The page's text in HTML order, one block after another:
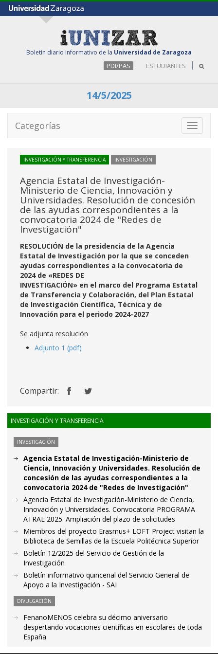
Boletín diario informativo de la Universidad de Zaragoza
PDI/PAS ESTUDIANTES
14/5/2025
Toggle
Categorías
INVESTIGACIÓN Y TRANSFERENCIA INVESTIGACIÓN
Agencia Estatal de Investigación-
Ministerio de Ciencia, Innovación y
Universidades. Resolución de concesión
de las ayudas correspondientes a la
convocatoria 2024 de "Redes de
Investigación"
RESOLUCIÓN de la presidencia de la Agencia
Estatal de Investigación por la que se conceden
ayudas correspondientes a la convocatoria de
2024 de «REDES DE
INVESTIGACIÓN» en el marco del Programa Estatal
de Transferencia y Colaboración, del Plan Estatal
de Investigación Científica, Técnica y de
Innovación para el periodo 2024-2027
Se adjunta resolución
Adjunto 1 (pdf)
Compartir:
INVESTIGACIÓN Y TRANSFERENCIA
INVESTIGACIÓN
Agencia Estatal de Investigación-Ministerio de
Ciencia, Innovación y Universidades. Resolución de
concesión de las ayudas correspondientes a la
convocatoria 2024 de "Redes de Investigación"
Agencia Estatal de Investigación-Ministerio de Ciencia,
Innovación y Universidades. Convocatoria PROGRAMA
ATRAE 2025. Ampliación del plazo de solicitudes
Miembros del proyecto Erasmus+ LOFT Project visitan la
Biblioteca de Semillas de la Escuela Politécnica Superior
Boletín 12/2025 del Servicio de Gestión de la
Investigación
Boletín informativo quincenal del Servicio General de
Apoyo a la Investigación - SAI
DIVULGACIÓN
FenanoMENOS celebra su décimo aniversario
despertando vocaciones científicas en escolares de toda
España